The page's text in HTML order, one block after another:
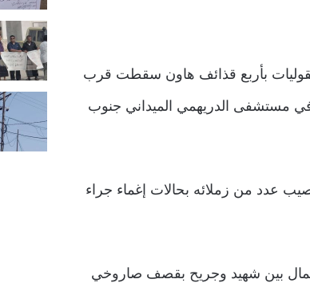
بأربع قذائف هاون سقطت قرب
في مستشفى الدريهمي الميداني جنوب
عدد من زملائه بحالات إغماء جراء
بين شهيد وجريح بقصف صاروخي